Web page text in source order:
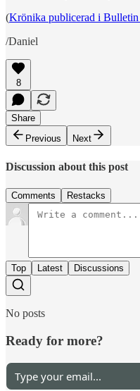
(Krönika publicerad i Bulletin
/Daniel
8
Share
Previous
Next
Discussion about this post
Comments Restacks
Top Latest Discussions
No posts
Ready for more?